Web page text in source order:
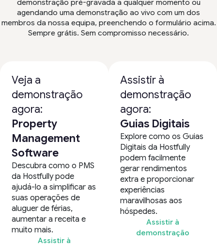
demonstração pré-gravada a qualquer momento ou
agendando uma demonstração ao vivo com um dos
membros da nossa equipa, preenchendo o formulário acima.
Sempre grátis. Sem compromisso necessário.
Veja a
demonstração
agora:
Property
Management
Software
Descubra como o PMS
da Hostfully pode
ajudá-lo a simplificar as
suas operações de
aluguer de férias,
aumentar a receita e
muito mais.
Assistir à
Assistir à
demonstração
agora:
Guias Digitais
Explore como os Guias
Digitais da Hostfully
podem facilmente
gerar rendimentos
extra e proporcionar
experiências
maravilhosas aos
hóspedes.
Assistir à
demonstração